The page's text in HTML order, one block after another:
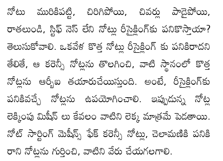
నోటు మురికిప‌ట్టి, చిరిగిపోయి, చివ‌ర్లు పాడైపోయి,
రాత‌లుండి, స్టిఫ్ నెస్ లేని నోట్లు రీసైక్లింగ్‌కు పనికొస్తాయా?
తెలుసుకోవాలి. ఒక‌వేళ కొత్త నోట్లు రీసైక్లింగ్ కు ప‌నికిరాద‌ని
తేలితే, ఆ కరెన్సీ నోట్లను తొలగించి, వాటి స్థానంలో కొత్త
నోట్లను ఆర్బీఐ త‌యారుచేయిస్తుంది. అంటే, రీసైక్లింగ్‌కు
ప‌నికివ‌చ్చే నోట్లను ఉప‌యోగించాలి. ఇప్పుడున్న నోట్ల
లెక్కింపు మిషీన్ లు కేవ‌లం వాటిని లెక్క మాత్ర‌మే పెడ‌తాయి.
నోట్ సార్టింగ్ మెషీన్స్ ఫేక్‌ కరెన్సీ నోట్లు, చెలామణికి పనికి
రాని నోట్లను గుర్తించి, వాటిని వేరు చేయగలగాలి.